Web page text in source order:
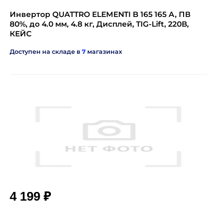
Инвертор QUATTRO ELEMENTI B 165 165 А, ПВ
80%, до 4.0 мм, 4.8 кг, Дисплей, TIG-Lift, 220В,
КЕЙС
Доступен на складе в 7 магазинах
4 199 ₽